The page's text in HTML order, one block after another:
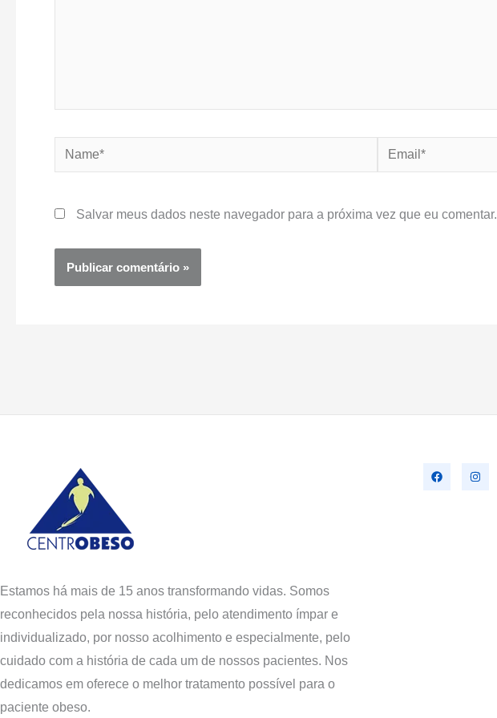
Name* Email*
Salvar meus dados neste navegador para a próxima vez que eu comentar.
Estamos há mais de 15 anos transformando vidas. Somos
reconhecidos pela nossa história, pelo atendimento ímpar e
individualizado, por nosso acolhimento e especialmente, pelo
cuidado com a história de cada um de nossos pacientes. Nos
dedicamos em oferece o melhor tratamento possível para o
paciente obeso.